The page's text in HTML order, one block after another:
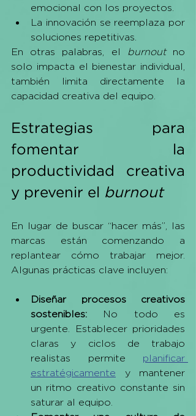
emocional con los proyectos.
La innovación se reemplaza por
soluciones repetitivas.
En otras palabras, el burnout no
solo impacta el bienestar individual,
también limita directamente la
capacidad creativa del equipo.
Estrategias para
fomentar la
productividad creativa
y prevenir el burnout
En lugar de buscar “hacer más”, las
marcas están comenzando a
replantear cómo trabajar mejor.
Algunas prácticas clave incluyen:
Diseñar procesos creativos
sostenibles: No todo es
urgente. Establecer prioridades
claras y ciclos de trabajo
realistas permite planificar
estratégicamente y mantener
un ritmo creativo constante sin
saturar al equipo.